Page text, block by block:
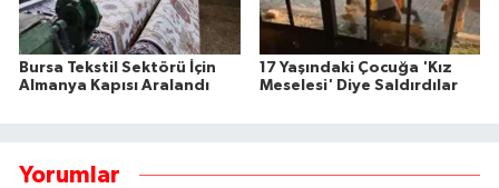
Bursa Tekstil Sektörü İçin
Almanya Kapısı Aralandı
17 Yaşındaki Çocuğa 'Kız
Meselesi' Diye Saldırdılar
Yorumlar